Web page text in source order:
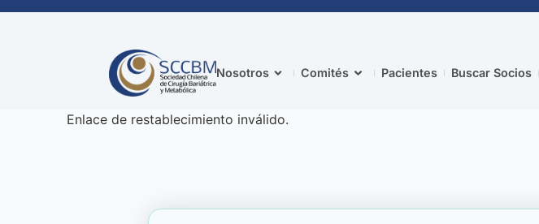
Nosotros Comités Pacientes Buscar Socios
Enlace de restablecimiento inválido.